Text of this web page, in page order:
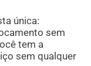
única:
sem
tem a
sem qualquer